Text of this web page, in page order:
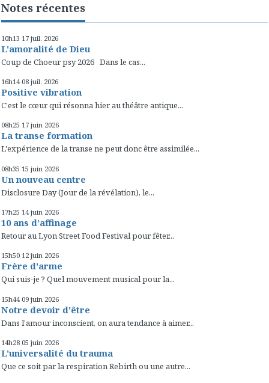
Notes récentes
10h13 17 juil. 2026
L'amoralité de Dieu
Coup de Choeur psy 2026 Dans le cas...
16h14 08 juil. 2026
Positive vibration
C'est le cœur qui résonna hier au théâtre antique...
08h25 17 juin 2026
La transe formation
L'expérience de la transe ne peut donc être assimilée...
08h35 15 juin 2026
Un nouveau centre
Disclosure Day (Jour de la révélation), le...
17h25 14 juin 2026
10 ans d’affinage
Retour au Lyon Street Food Festival pour fêter...
15h50 12 juin 2026
Frère d'arme
Qui suis-je ? Quel mouvement musical pour la...
15h44 09 juin 2026
Notre devoir d'être
Dans l'amour inconscient, on aura tendance à aimer...
14h28 05 juin 2026
L'universalité du trauma
Que ce soit par la respiration Rebirth ou une autre...